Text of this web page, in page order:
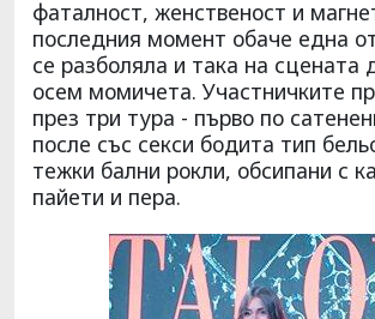
фаталност, женственост и
последния момент обаче една
се разболяла и така на сцената
осем момичета. Участничките
през три тура - първо по
после със секси бодита тип
тежки бални рокли, обсипани с
пайети и пера.